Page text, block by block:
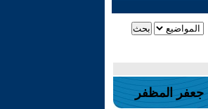
جعفر المظفر